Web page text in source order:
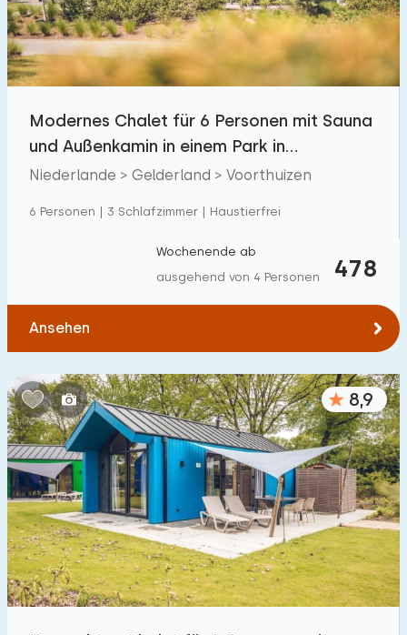
Modernes Chalet für 6 Personen mit Sauna
und Außenkamin in einem Park in
Voorthuizen.
Niederlande > Gelderland > Voorthuizen
6 Personen | 3 Schlafzimmer | Haustierfrei
478
Wochenende ab
ausgehend von 4 Personen
Ansehen
8,9